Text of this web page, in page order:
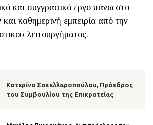
και συγγραφικό έργο πάνω στο
καθημερινή εμπειρία από την
λειτουργήματος.
Κατερίνα Σακελλαροπούλου, Πρόεδρος
του Συμβουλίου της Επικρατείας